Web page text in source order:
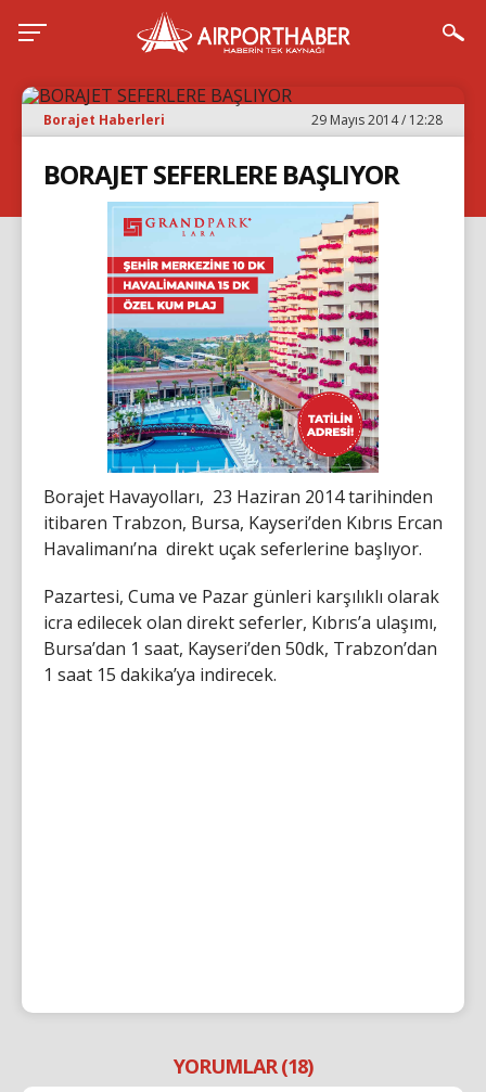
Borajet Haberleri 29 Mayıs 2014 / 12:28
BORAJET SEFERLERE BAŞLIYOR
Borajet Havayolları, 23 Haziran 2014 tarihinden
itibaren Trabzon, Bursa, Kayseri’den Kıbrıs Ercan
Havalimanı’na direkt uçak seferlerine başlıyor.
Pazartesi, Cuma ve Pazar günleri karşılıklı olarak
icra edilecek olan direkt seferler, Kıbrıs’a ulaşımı,
Bursa’dan 1 saat, Kayseri’den 50dk, Trabzon’dan
1 saat 15 dakika’ya indirecek.
YORUMLAR (18)